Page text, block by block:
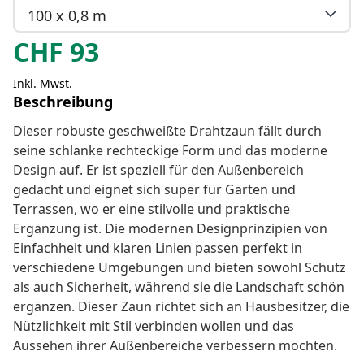
100 x 0,8 m
CHF 93
Inkl. Mwst.
Beschreibung
Dieser robuste geschweißte Drahtzaun fällt durch
seine schlanke rechteckige Form und das moderne
Design auf. Er ist speziell für den Außenbereich
gedacht und eignet sich super für Gärten und
Terrassen, wo er eine stilvolle und praktische
Ergänzung ist. Die modernen Designprinzipien von
Einfachheit und klaren Linien passen perfekt in
verschiedene Umgebungen und bieten sowohl Schutz
als auch Sicherheit, während sie die Landschaft schön
ergänzen. Dieser Zaun richtet sich an Hausbesitzer, die
Nützlichkeit mit Stil verbinden wollen und das
Aussehen ihrer Außenbereiche verbessern möchten.